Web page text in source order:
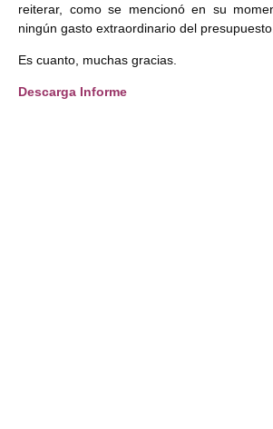
reiterar, como se mencionó en su
ningún gasto extraordinario del
Es cuanto, muchas gracias.
Descarga Informe